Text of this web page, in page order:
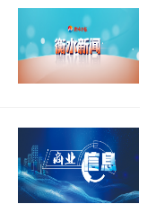
健康监测。并
予生活干预建